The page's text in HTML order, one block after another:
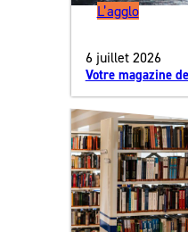
L’agglo
6 juillet 2026
Votre magazine